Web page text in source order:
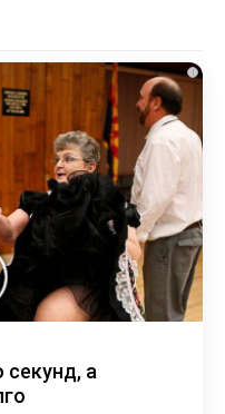
i
секунд, а